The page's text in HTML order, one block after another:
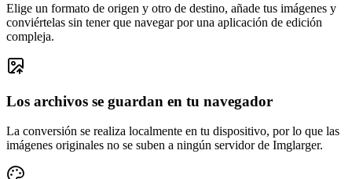
Elige un formato de origen y otro de destino, añade tus imágenes y
conviértelas sin tener que navegar por una aplicación de edición
compleja.
Los archivos se guardan en tu navegador
La conversión se realiza localmente en tu dispositivo, por lo que las
imágenes originales no se suben a ningún servidor de Imglarger.